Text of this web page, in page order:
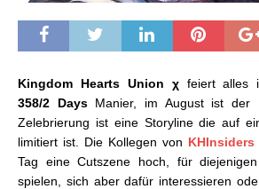
Kingdom Hearts Union χfeiert alles
358/2 DaysManier, im August ist der
Zelebrierung ist eine Storyline die auf
limitiert ist. Die Kollegen von KHInsiders
Tag eine Cutszene hoch, für
spielen, sich aber dafür interessieren